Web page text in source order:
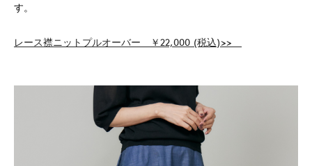
す。
レース襟ニットプルオーバー ￥22,000 (税込)>>